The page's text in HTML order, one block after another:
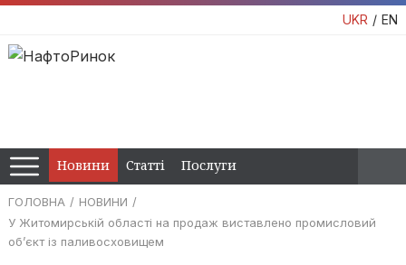
UKR EN
Новини Статті Послуги
ГОЛОВНА
НОВИНИ
У Житомирській області на продаж виставлено промисловий
об’єкт із паливосховищем